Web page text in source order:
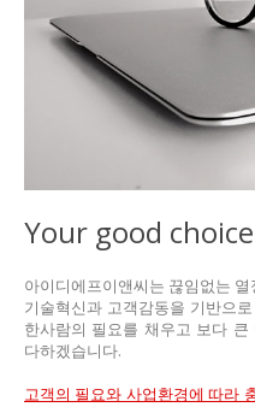
Your good
아이디에프이앤씨는 끊임없는
기술혁신과 고객감동을 기반으
한사람의 필요를 채우고 보다
다하겠습니다.
고객의 필요와 사업환경에 따라